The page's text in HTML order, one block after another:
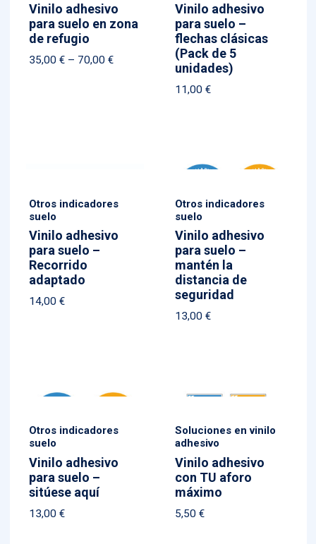
Vinilo adhesivo
para suelo en zona
de refugio
35,00€ – 70,00€Price
Vinilo adhesivo
para suelo –
flechas clásicas
(Pack de 5
unidades)
11,00 €
Otros indicadores
suelo
Vinilo adhesivo
para suelo –
Recorrido
adaptado
14,00€
Otros indicadores
suelo
Vinilo adhesivo
para suelo –
mantén la
distancia de
seguridad
13,00 €
Otros indicadores
suelo
Vinilo adhesivo
para suelo –
sitúese aquí
13,00€
Soluciones en vinilo
adhesivo
Vinilo adhesivo
con TU aforo
máximo
5,50 €